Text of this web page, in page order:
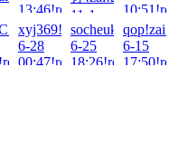
13:46!read!11-1
17:03!read!
xyj369!zai!2025-
6-28
00:47!read!
6-25
18:26!read!
6-15